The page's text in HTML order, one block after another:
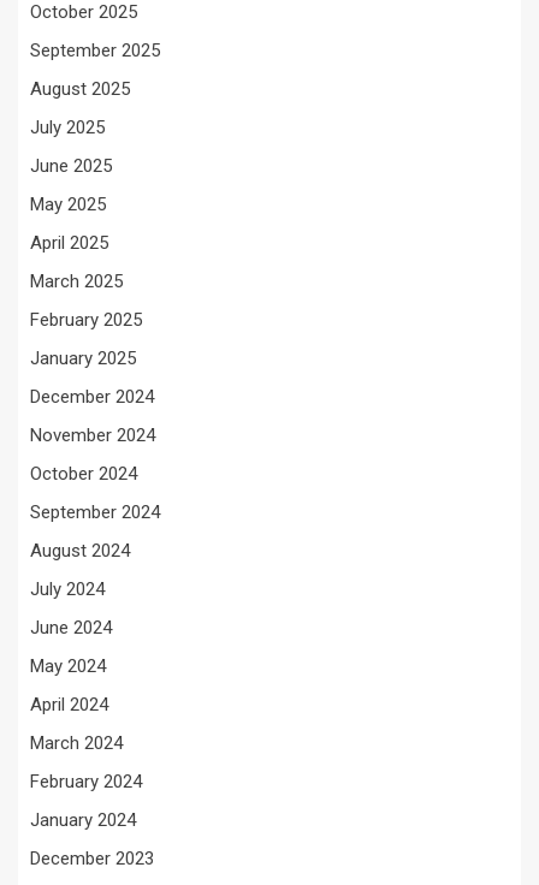
October 2025
September 2025
August 2025
July 2025
June 2025
May 2025
April 2025
March 2025
February 2025
January 2025
December 2024
November 2024
October 2024
September 2024
August 2024
July 2024
June 2024
May 2024
April 2024
March 2024
February 2024
January 2024
December 2023